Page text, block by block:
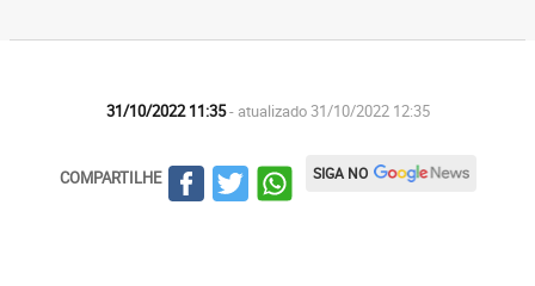
31/10/2022 11:35- atualizado 31/10/2022 12:35
COMPARTILHE SIGA NO